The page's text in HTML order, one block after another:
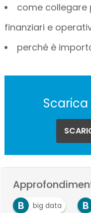
come collegare
finanziari e
perché è
B
big data B